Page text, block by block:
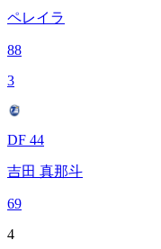
ペレイラ
88
3
DF 44
吉田 真那斗
69
4